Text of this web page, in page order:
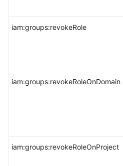
iam:groups:revokeRole
iam:groups:revokeRoleOnDomain
iam:groups:revokeRoleOnProject